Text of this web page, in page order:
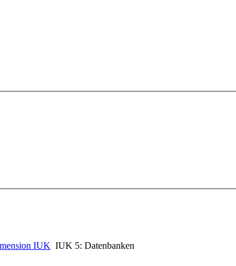
IUK IUK 5: Datenbanken